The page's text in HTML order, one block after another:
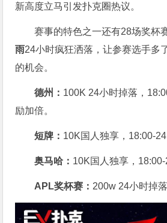
新高度立马引发扑克圈热议。
赛事的特色之一还有28场奖杯
雨24小时疯狂洒落，让参赛选手多
的机会。
德州： 100K 24小时掉落，
励加倍。
短牌： 10K国人独享，18:00-
奥马哈 ： 10K国人独享，18:00-
APL奖杯赛： 200w 24小时掉落